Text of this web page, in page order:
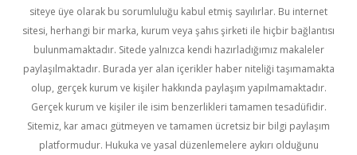
siteye üye olarak bu sorumluluğu kabul etmiş sayılırlar. Bu internet
sitesi, herhangi bir marka, kurum veya şahıs şirketi ile hiçbir bağlantısı
bulunmamaktadır. Sitede yalnızca kendi hazırladığımız makaleler
paylaşılmaktadır. Burada yer alan içerikler haber niteliği taşımamakta
olup, gerçek kurum ve kişiler hakkında paylaşım yapılmamaktadır.
Gerçek kurum ve kişiler ile isim benzerlikleri tamamen tesadüfidir.
Sitemiz, kar amacı gütmeyen ve tamamen ücretsiz bir bilgi paylaşım
platformudur. Hukuka ve yasal düzenlemelere aykırı olduğunu